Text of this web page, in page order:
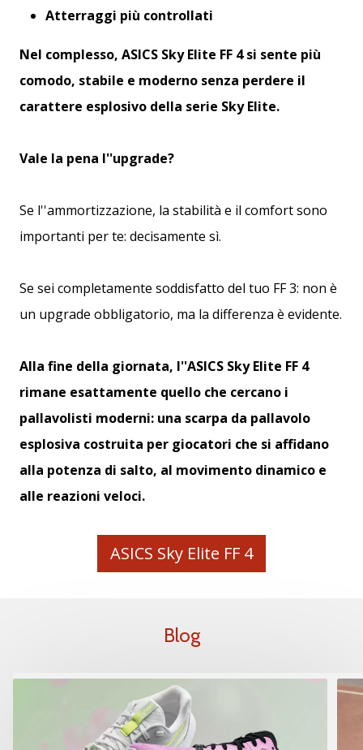
Atterraggi più controllati
Nel complesso, ASICS Sky Elite FF 4 si sente più
comodo, stabile e moderno senza perdere il
carattere esplosivo della serie Sky Elite.
Vale la pena l''upgrade?
Se l''ammortizzazione, la stabilità e il comfort sono
importanti per te: decisamente sì.
Se sei completamente soddisfatto del tuo FF 3: non è
un upgrade obbligatorio, ma la differenza è evidente.
Alla fine della giornata, l''ASICS Sky Elite FF 4
rimane esattamente quello che cercano i
pallavolisti moderni: una scarpa da pallavolo
esplosiva costruita per giocatori che si affidano
alla potenza di salto, al movimento dinamico e
alle reazioni veloci.
ASICS Sky Elite FF 4
Blog